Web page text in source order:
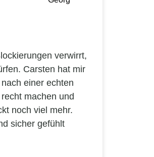
verwirrt,
Carsten hat mir
einer echten
machen und
noch viel mehr.
sicher gefühlt